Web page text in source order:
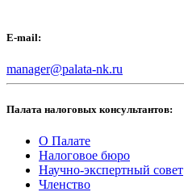
E-mail:
manager@palata-nk.ru
Палата налоговых консультантов:
О Палате
Налоговое бюро
Научно-экспертный совет
Членство